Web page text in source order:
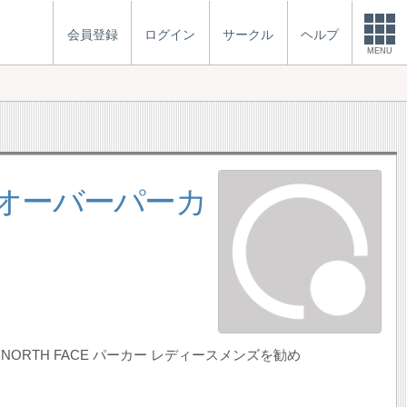
会員登録 ログイン サークル ヘルプ
MENU
ーバーパーカ
FACE パーカー レディースメンズを勧め